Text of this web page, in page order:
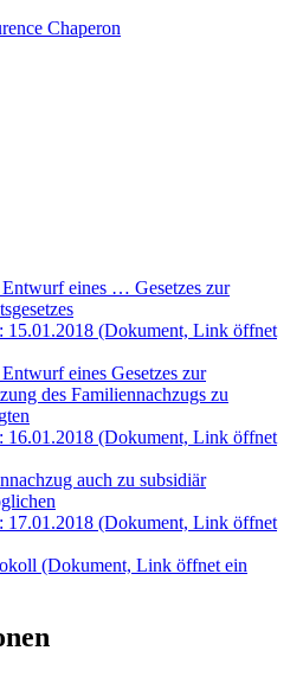
Chaperon
eines … Gesetzes zur
15.01.2018 (Dokument, Link öffnet
eines Gesetzes zur
des Familiennachzugs zu
16.01.2018 (Dokument, Link öffnet
auch zu subsidiär
17.01.2018 (Dokument, Link öffnet
(Dokument, Link öffnet ein